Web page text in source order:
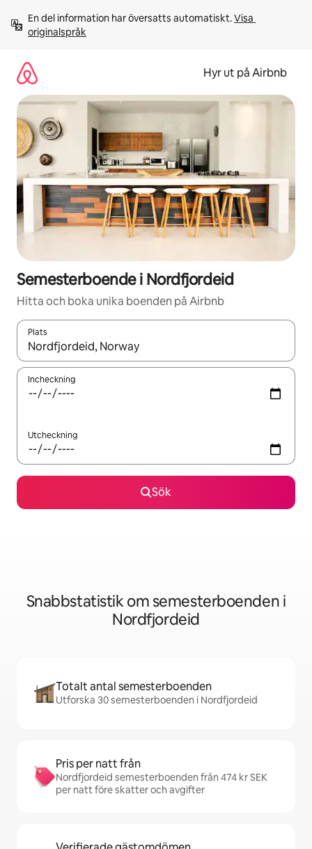
innehåll
En del information har översatts automatiskt. Visa
originalspråk
Hyr ut på Airbnb
Semesterboende i Nordfjordeid
Hitta och boka unika boenden på Airbnb
Plats
När resultaten är tillgängliga kan du navigera med upp- och
Incheckning
Utcheckning
Sök
Snabbstatistik om semesterboenden i
Nordfjordeid
Totalt antal semesterboenden
Utforska 30 semesterboenden i Nordfjordeid
Pris per natt från
Nordfjordeid semesterboenden från 474 kr SEK
per natt före skatter och avgifter